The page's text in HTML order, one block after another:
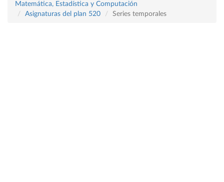
Matemática, Estadística y Computación
Asignaturas del plan 520
Series temporales